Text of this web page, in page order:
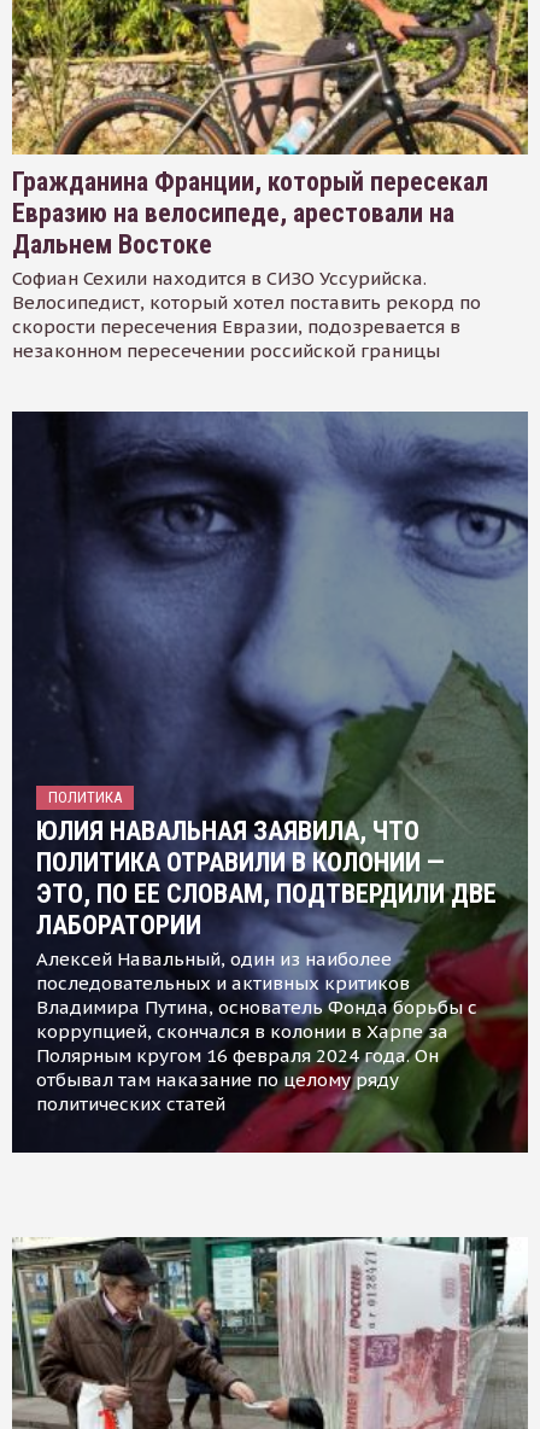
Гражданина Франции, который пересекал
Евразию на велосипеде, арестовали на
Дальнем Востоке
Софиан Сехили находится в СИЗО Уссурийска.
Велосипедист, который хотел поставить рекорд по
скорости пересечения Евразии, подозревается в
незаконном пересечении российской границы
ПОЛИТИКА
ЮЛИЯ НАВАЛЬНАЯ ЗАЯВИЛА, ЧТО
ПОЛИТИКА ОТРАВИЛИ В КОЛОНИИ —
ЭТО, ПО ЕЕ СЛОВАМ, ПОДТВЕРДИЛИ ДВЕ
ЛАБОРАТОРИИ
Алексей Навальный, один из наиболее
последовательных и активных критиков
Владимира Путина, основатель Фонда борьбы с
коррупцией, скончался в колонии в Харпе за
Полярным кругом 16 февраля 2024 года. Он
отбывал там наказание по целому ряду
политических статей